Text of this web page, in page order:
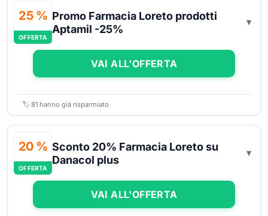
25 %
OFFERTA
Promo Farmacia Loreto prodotti
Aptamil -25%
VAI ALL'OFFERTA
🏷️ 81 hanno già risparmiato
20 %
OFFERTA
Sconto 20% Farmacia Loreto su
Danacol plus
VAI ALL'OFFERTA